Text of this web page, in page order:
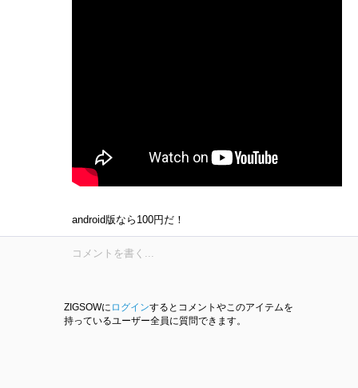
android版なら100円だ！
ZIGSOWに ログインするとコメントやこのアイテムを
持っているユーザー全員に質問できます。